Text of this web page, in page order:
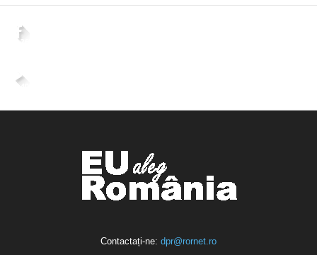
2,265
4,400
Contactați-ne: dpr@rornet.ro